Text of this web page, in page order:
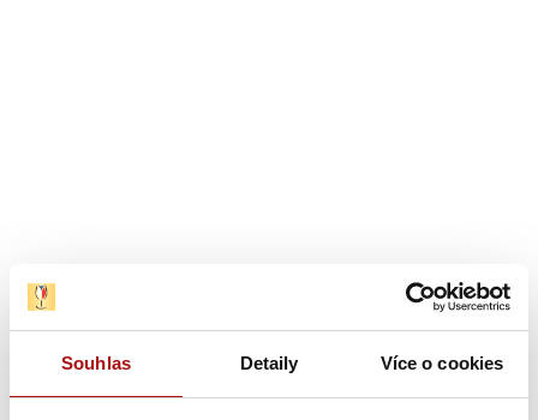
Souhlas Detaily Více o cookies
Zdroj: